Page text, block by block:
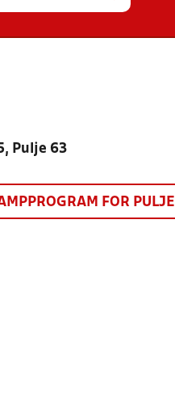
Pulje 63
FOR PULJE